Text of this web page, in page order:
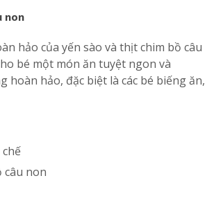
non
hảo của yến sào và thịt chim bồ câu
bé một món ăn tuyệt ngon và
hoàn hảo, đặc biệt là các bé biếng ăn,
câu non